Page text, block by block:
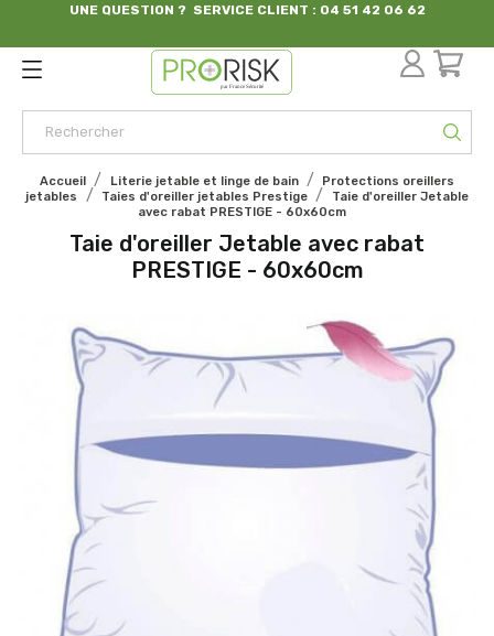
UNE QUESTION ? SERVICE CLIENT : 04 51 42 06 62
par France Sécurité
Accueil Literie jetable et linge de bain
Protections oreillers
jetables
Taies d'oreiller jetables Prestige
Taie d'oreiller Jetable
avec rabat PRESTIGE - 60x60cm
Taie d'oreiller Jetable avec rabat
PRESTIGE - 60x60cm